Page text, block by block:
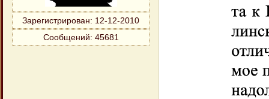
Зарегистрирован: 12-12-2010
Сообщений: 45681